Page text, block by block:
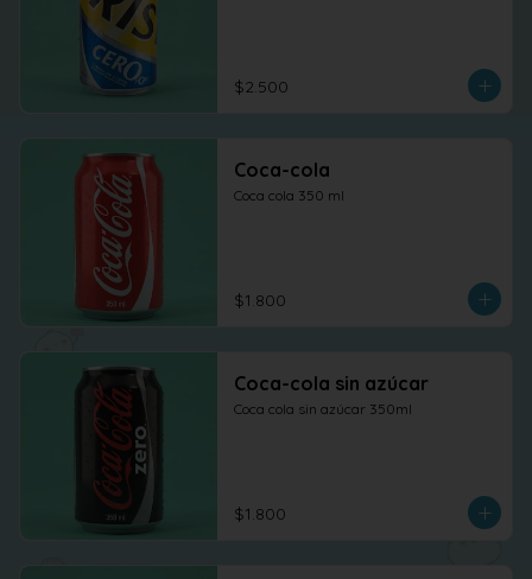
$2.500
Coca-cola
Coca cola 350 ml
$1.800
Coca-cola sin azúcar
Coca cola sin azúcar 350ml
$1.800